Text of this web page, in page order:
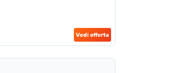
Vedi offerta